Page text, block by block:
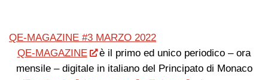
QE-MAGAZINE #3 MARZO 2022
QE-MAGAZINE
è il primo ed unico periodico – ora
mensile – digitale in italiano del Principato di Monaco